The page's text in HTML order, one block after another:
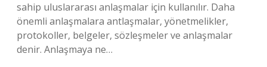
sahip uluslararası anlaşmalar için kullanılır. Daha
önemli anlaşmalara antlaşmalar, yönetmelikler,
protokoller, belgeler, sözleşmeler ve anlaşmalar
denir. Anlaşmaya ne…